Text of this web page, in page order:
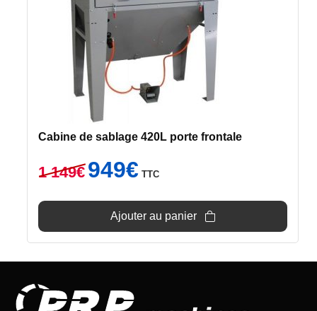
Cabine de sablage 420L porte frontale
1 149€
Le
prix
était :
149€.
949€prix
est :
TTC
Ajouter au panier